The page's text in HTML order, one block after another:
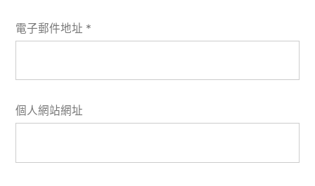
電子郵件地址 *
個人網站網址